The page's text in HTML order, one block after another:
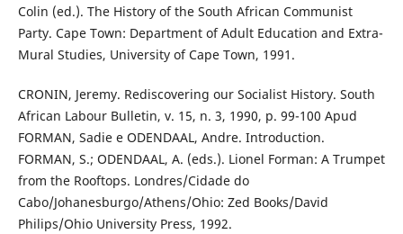
Colin (ed.). The History of the South African Communist
Party. Cape Town: Department of Adult Education and Extra-
Mural Studies, University of Cape Town, 1991.
CRONIN, Jeremy. Rediscovering our Socialist History. South
African Labour Bulletin, v. 15, n. 3, 1990, p. 99-100 Apud
FORMAN, Sadie e ODENDAAL, Andre. Introduction.
FORMAN, S.; ODENDAAL, A. (eds.). Lionel Forman: A Trumpet
from the Rooftops. Londres/Cidade do
Cabo/Johanesburgo/Athens/Ohio: Zed Books/David
Philips/Ohio University Press, 1992.